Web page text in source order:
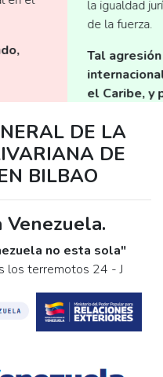
y la prohibición del uso
estabilidad
de América Latina y
la vida de
DE LA
DE
BILBAO
no esta sola"
los terremotos 24 - J